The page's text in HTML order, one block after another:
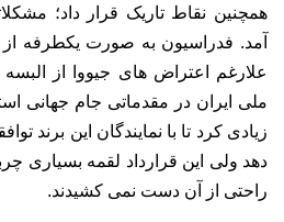
همچنین نقاط تاریک قرار داد؛
آمد. فدراسیون به صورت یکطرفه از
علارغم اعتراض ‌های جیووا از البسه
ملی ایران در مقدماتی جام جهانی
زیادی کرد تا با نمایندگان این برند
دهد ولی این قرارداد لقمه بسیاری
راحتی از آن دست نمی کشیدند.